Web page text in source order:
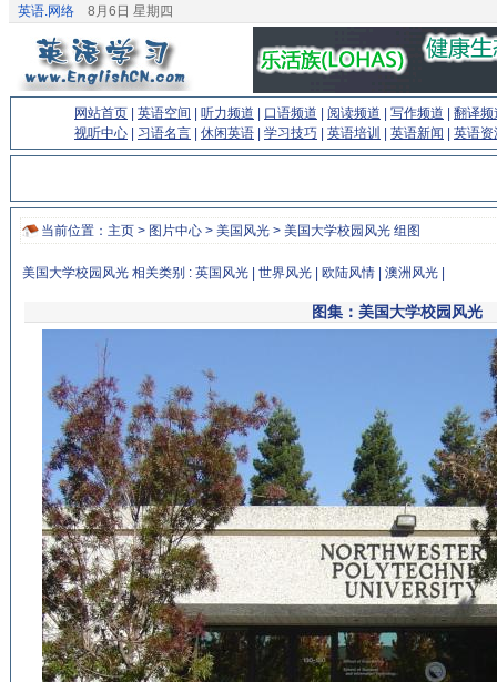
英语.网络 8月6日 星期四
网站首页 英语空间 听力频道 口语频道 阅读频道 写作频道
翻译频
视听中心
习语名言 休闲英语 学习技巧 英语培训 英语新闻 英语资
当前位置： 主页 > 图片中心 > 美国风光 > 美国大学校园风光 组图
美国大学校园风光 相关类别 : 英国风光 世界风光 欧陆风情 澳洲风光
图集：美国大学校园风光